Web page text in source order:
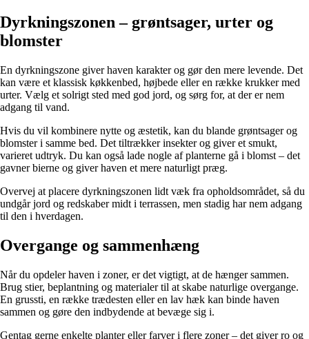
Dyrkningszonen – grøntsager, urter og
blomster
En dyrkningszone giver haven karakter og gør den mere levende. Det
kan være et klassisk køkkenbed, højbede eller en række krukker med
urter. Vælg et solrigt sted med god jord, og sørg for, at der er nem
adgang til vand.
Hvis du vil kombinere nytte og æstetik, kan du blande grøntsager og
blomster i samme bed. Det tiltrækker insekter og giver et smukt,
varieret udtryk. Du kan også lade nogle af planterne gå i blomst – det
gavner bierne og giver haven et mere naturligt præg.
Overvej at placere dyrkningszonen lidt væk fra opholdsområdet, så du
undgår jord og redskaber midt i terrassen, men stadig har nem adgang
til den i hverdagen.
Overgange og sammenhæng
Når du opdeler haven i zoner, er det vigtigt, at de hænger sammen.
Brug stier, beplantning og materialer til at skabe naturlige overgange.
En grussti, en række trædesten eller en lav hæk kan binde haven
sammen og gøre den indbydende at bevæge sig i.
Gentag gerne enkelte planter eller farver i flere zoner – det giver ro og